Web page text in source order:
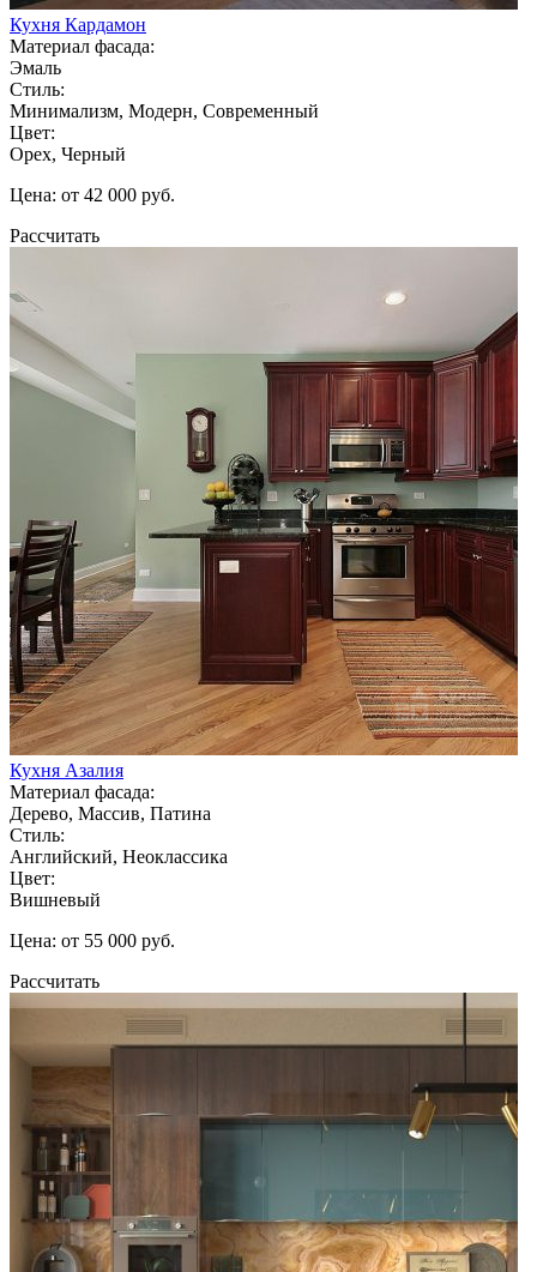
Кухня Кардамон
Материал фасада:
Эмаль
Стиль:
Минимализм, Модерн, Современный
Цвет:
Орех, Черный
Цена: от 42 000 руб.
Рассчитать
Кухня Азалия
Материал фасада:
Дерево, Массив, Патина
Стиль:
Английский, Неоклассика
Цвет:
Вишневый
Цена: от 55 000 руб.
Рассчитать